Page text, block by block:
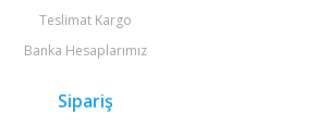
Teslimat Kargo
Banka Hesaplarımız
Sipariş